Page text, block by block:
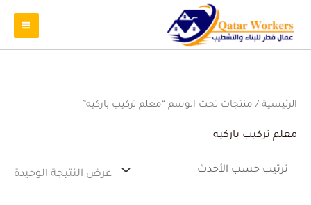
الرئيسية / منتجات تحت الوسم “معلم تركيب باركيه”
معلم تركيب باركيه
عرض النتيجة الوحيدة